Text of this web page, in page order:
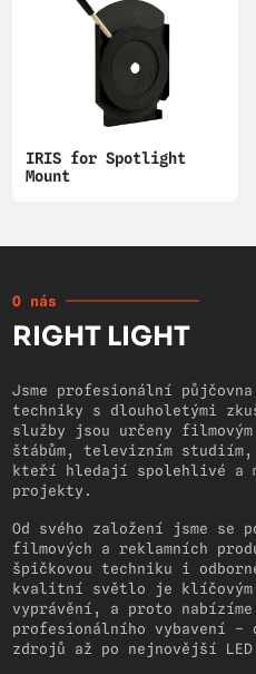
IRIS for Spotlight
Mount
O nás
RIGHT LIGHT
Jsme profesionální
techniky s dlouholetými
služby jsou určeny
štábům, televizním
kteří hledají spolehlivé a
projekty.
Od svého založení jsme se
filmových a reklamních
špičkovou techniku i
kvalitní světlo je klíčovým
vyprávění, a proto
profesionálního vybavení –
zdrojů až po nejnovější